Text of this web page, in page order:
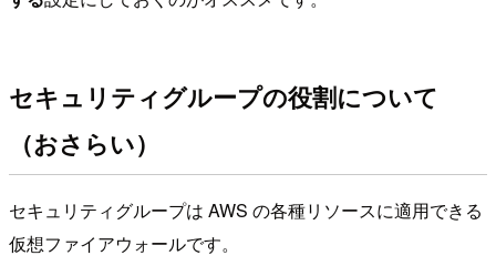
セキュリティグループの役割について
（おさらい）
セキュリティグループは AWS の各種リソースに適用できる
仮想ファイアウォールです。